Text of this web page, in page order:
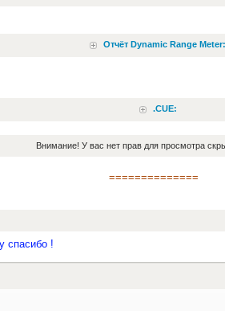
Отчёт Dynamic Range Meter:
.CUE:
Внимание! У вас нет прав для просмотра
==============
спасибо !